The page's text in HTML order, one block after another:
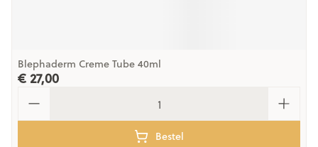
Blephaderm Creme Tube 40ml
€ 27,00
Bestel